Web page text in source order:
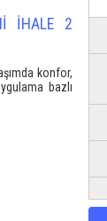
İHALE 2
konfor,
bazlı